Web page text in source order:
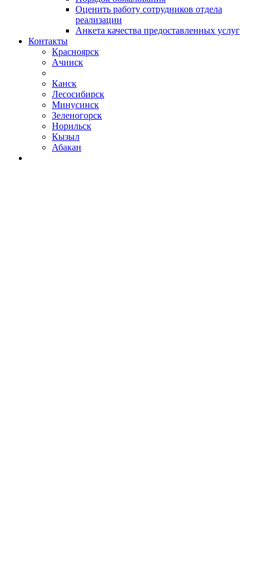
Оценить работу сотрудников отдела
реализации
Анкета качества предоставленных услуг
Контакты
Красноярск
Ачинск
Канск
Лесосибирск
Минусинск
Зеленогорск
Норильск
Кызыл
Абакан